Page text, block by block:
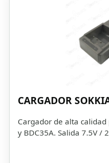
CARGADOR
Cargador de alta
y BDC35A. Salida 7.5V /